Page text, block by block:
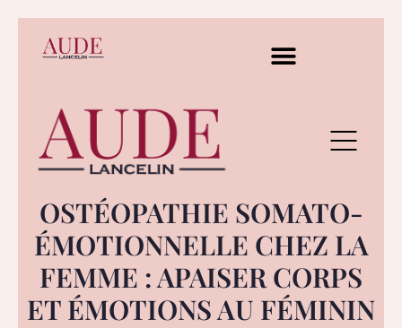
OSTÉOPATHIE SOMATO-
ÉMOTIONNELLE CHEZ LA
FEMME : APAISER CORPS
ET ÉMOTIONS AU FÉMININ